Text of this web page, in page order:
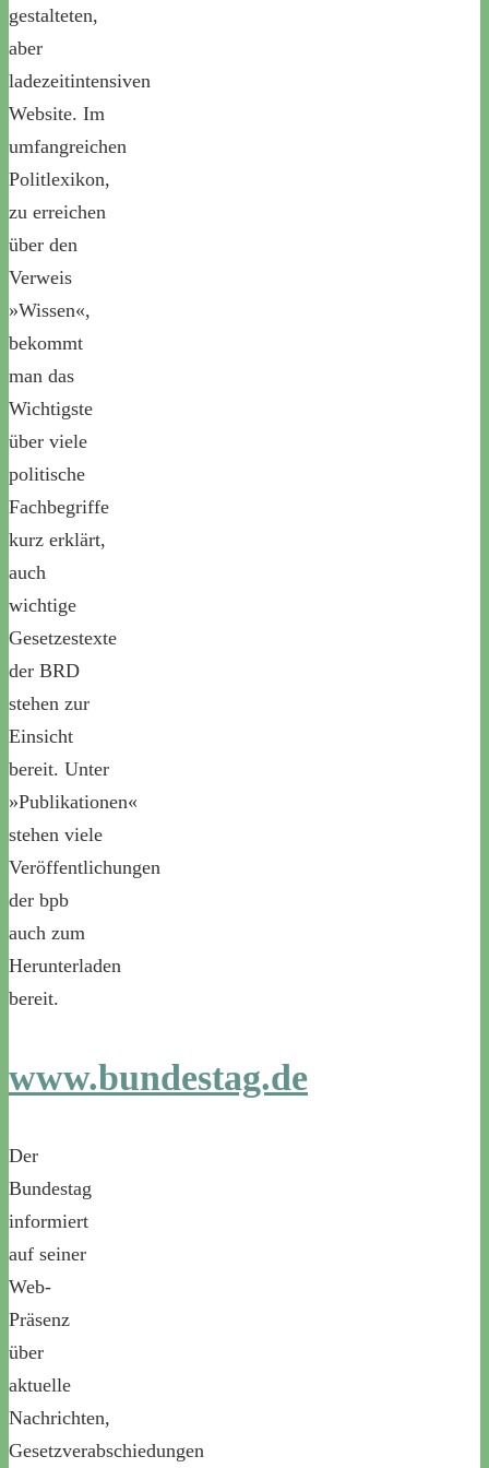
gestalteten,
aber
ladezeitintensiven
Website. Im
umfangreichen
Politlexikon,
zu erreichen
über den
Verweis
»Wissen«,
bekommt
man das
Wichtigste
über viele
politische
Fachbegriffe
kurz erklärt,
auch
wichtige
Gesetzestexte
der BRD
stehen zur
Einsicht
bereit. Unter
»Publikationen«
stehen viele
Veröffentlichungen
der bpb
auch zum
Herunterladen
bereit.
www.bundestag.de
Der
Bundestag
informiert
auf seiner
Web-
Präsenz
über
aktuelle
Nachrichten,
Gesetzverabschiedungen